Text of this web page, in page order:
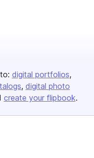
digital portfolios
digital photo
create your flipbook.